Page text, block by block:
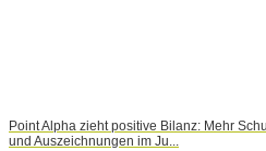
Point Alpha zieht positive Bilanz: Mehr
und Auszeichnungen im Ju...